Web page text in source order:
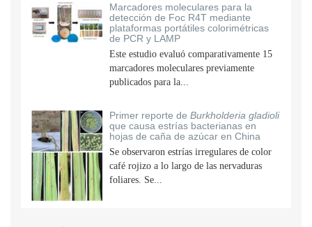
Marcadores moleculares para la
detección de Foc R4T mediante
plataformas portátiles colorimétricas
de PCR y LAMP
Este estudio evaluó comparativamente 15
marcadores moleculares previamente
publicados para la...
Primer reporte de Burkholderia gladioli
que causa estrías bacterianas en
hojas de caña de azúcar en China
Se observaron estrías irregulares de color
café rojizo a lo largo de las nervaduras
foliares. Se...